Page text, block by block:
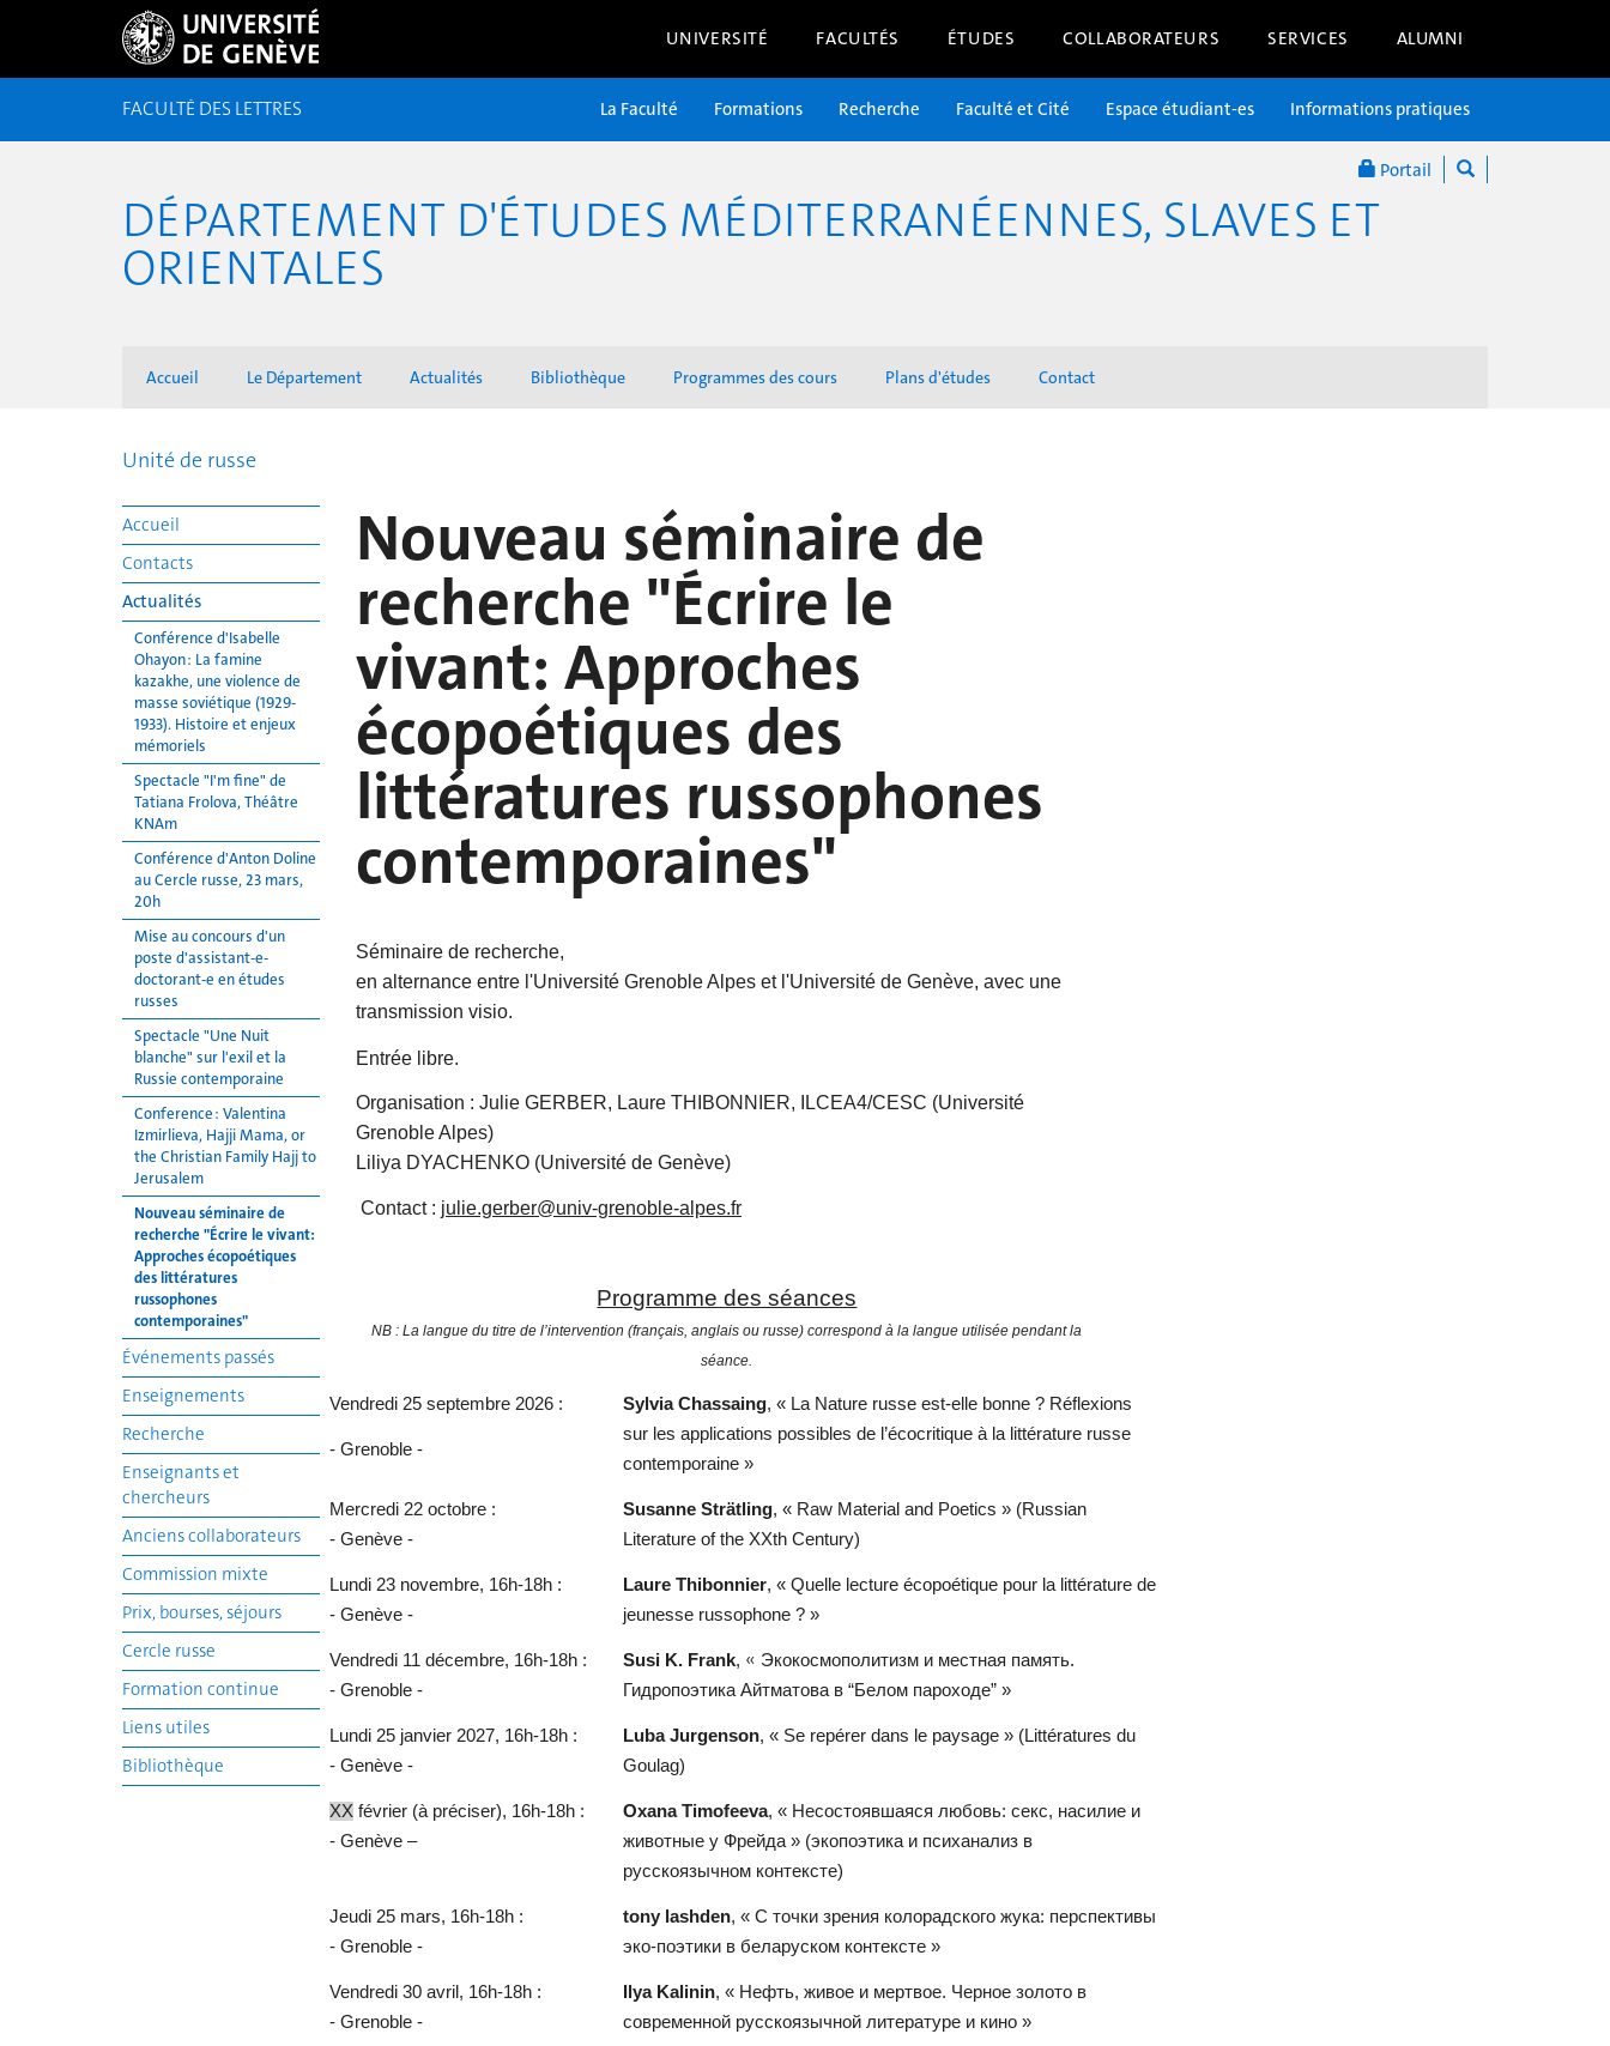
UNIVERSITÉ FACULTÉS ÉTUDES COLLABORATEURS SERVICES ALUMNI
Portail
FACULTÉ DES LETTRES La Faculté Formations Recherche Faculté et Cité Espace étudiant-es Informations pratiques
DÉPARTEMENT D'ÉTUDES MÉDITERRANÉENNES, SLAVES ET
ORIENTALES
Accueil Le Département Actualités Bibliothèque Programmes des cours Plans d'études Contact
Unité de russe
Accueil
Contacts
Actualités
Conférence d'Isabelle
Ohayon : La famine
kazakhe, une violence de
masse soviétique (1929-
1933). Histoire et enjeux
mémoriels
Spectacle "I'm fine" de
Tatiana Frolova, Théâtre
KNAm
Conférence d'Anton Doline
au Cercle russe, 23 mars,
20h
Mise au concours d'un
poste d'assistant-e-
doctorant-e en études
russes
Spectacle "Une Nuit
blanche" sur l'exil et la
Russie contemporaine
Conference : Valentina
Izmirlieva, Hajji Mama, or
the Christian Family Hajj to
Jerusalem
Nouveau séminaire de
recherche "Écrire le vivant:
Approches écopoétiques
des littératures
russophones
contemporaines"
Événements passés
Enseignements
Recherche
Enseignants et
chercheurs
Anciens collaborateurs
Commission mixte
Prix, bourses, séjours
Cercle russe
Formation continue
Liens utiles
Bibliothèque
Nouveau séminaire de
recherche "Écrire le
vivant: Approches
écopoétiques des
littératures russophones
contemporaines"
Séminaire de recherche,
en alternance entre l'Université Grenoble Alpes et l'Université de Genève, avec une
transmission visio.
Entrée libre.
Organisation : Julie GERBER, Laure THIBONNIER, ILCEA4/CESC (Université
Grenoble Alpes)
Liliya DYACHENKO (Université de Genève)
Contact : julie.gerber@univ-grenoble-alpes.fr
Programme des séances
NB : La langue du titre de l’intervention (français, anglais ou russe) correspond à la langue utilisée pendant la
séance.
Vendredi 25 septembre 2026 :
- Grenoble -
Sylvia Chassaing, « La Nature russe est-elle bonne ? Réflexions
sur les applications possibles de l’écocritique à la littérature russe
contemporaine »
Mercredi 22 octobre :
- Genève -
Susanne Strätling, « Raw Material and Poetics » (Russian
Literature of the XXth Century)
Lundi 23 novembre, 16h-18h :
- Genève -
Laure Thibonnier, « Quelle lecture écopoétique pour la littérature de
jeunesse russophone ? »
Vendredi 11 décembre, 16h-18h :
- Grenoble -
Susi K. Frank, « Экокосмополитизм и местная память.
Гидропоэтика Айтматова в “Белом пароходе” »
Lundi 25 janvier 2027, 16h-18h :
- Genève -
Luba Jurgenson, « Se repérer dans le paysage » (Littératures du
Goulag)
XX février (à préciser), 16h-18h :
- Genève –
Oxana Timofeeva, « Несостоявшаяся любовь: секс, насилие и
животные у Фрейда » (экопоэтика и психанализ в
русскоязычном контексте)
Jeudi 25 mars, 16h-18h :
- Grenoble -
tony lashden, « С точки зрения колорадского жука: перспективы
эко-поэтики в беларуском контексте »
Vendredi 30 avril, 16h-18h :
- Grenoble -
Ilya Kalinin, « Нефть, живое и мертвое. Черное золото в
современной русскоязычной литературе и кино »